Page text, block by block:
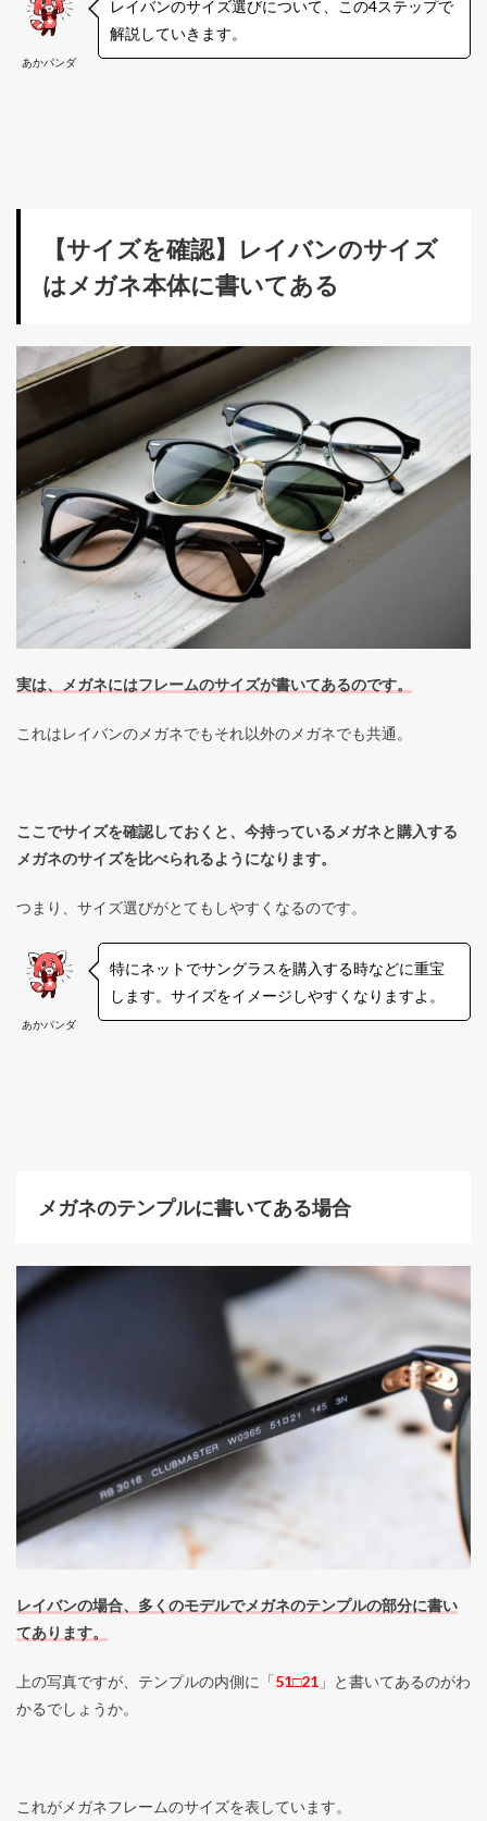
あかパンダ
レイバンのサイズ選びについて、この4ステップで
解説していきます。
【サイズを確認】レイバンのサイズ
はメガネ本体に書いてある
実は、メガネにはフレームのサイズが書いてあるのです。
これはレイバンのメガネでもそれ以外のメガネでも共通。
ここでサイズを確認しておくと、今持っているメガネと購入する
メガネのサイズを比べられるようになります。
つまり、サイズ選びがとてもしやすくなるのです。
あかパンダ
特にネットでサングラスを購入する時などに重宝
します。サイズをイメージしやすくなりますよ。
メガネのテンプルに書いてある場合
レイバンの場合、多くのモデルでメガネのテンプルの部分に書い
てあります。
上の写真ですが、テンプルの内側に「51□21 」と書いてあるのがわ
かるでしょうか。
これがメガネフレームのサイズを表しています。